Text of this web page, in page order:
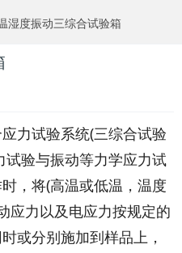
湿度振动三综合试验箱
试验系统(三综合试验
验与振动等力学应力试
，将(高温或低温，温度
应力以及电应力按规定的
或分别施加到样品上，